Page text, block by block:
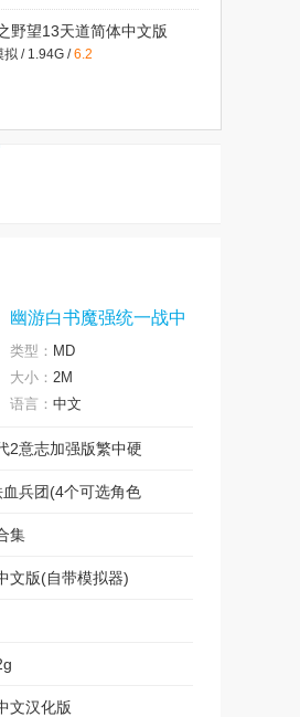
野望13天道简体中文版
拟 / 1.94G /6.2
幽游白书魔强统一战中
类型： MD
大小： 2M
语言： 中文
2意志加强版繁中硬
兵团(4个可选角色
格武器)
集
文版(自带模拟器)
文汉化版